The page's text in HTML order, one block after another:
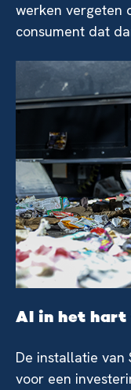
werken vergeten
consument dat
AI in het hart
De installatie van
voor een